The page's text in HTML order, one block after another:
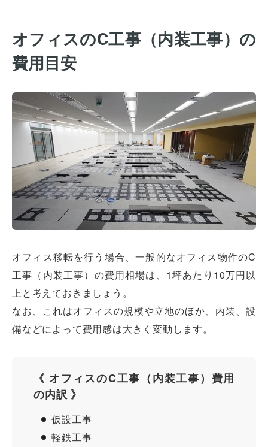
オフィスのC工事（内装工事）の
費用目安
オフィス移転を行う場合、一般的なオフィス物件のC
工事（内装工事）の費用相場は、1坪あたり10万円以
上と考えておきましょう。
なお、これはオフィスの規模や立地のほか、内装、設
備などによって費用感は大きく変動します。
《 オフィスのC工事（内装工事）費用
の内訳 》
仮設工事
軽鉄工事